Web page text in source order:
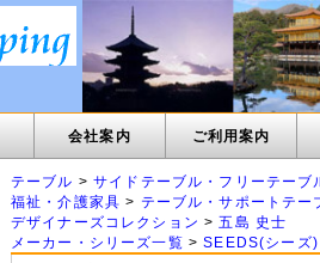
会社案内 ご利用案内
テーブル >サイドテーブル・フリーテーブ
福祉・介護家具 > テーブル・サポートテー
デザイナーズコレクション >五島 史士
メーカー・シリーズ一覧 >SEEDS(シーズ)